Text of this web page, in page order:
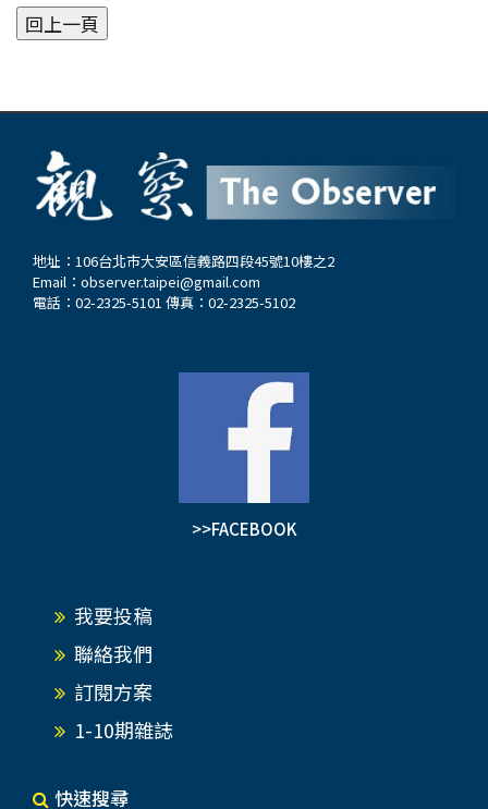
地址：106台北市大安區信義路四段45號10樓之2
Email： observer.taipei@gmail.com
電話：02-2325-5101 傳真：02-2325-5102
>>FACEBOOK
我要投稿
聯絡我們
訂閱方案
1-10期雜誌
快速搜尋